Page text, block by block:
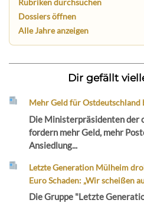
Dossiers öffnen
Alle Jahre anzeigen
Dir gefällt
Mehr Geld für
Die Ministerpräsidenten der
fordern mehr Geld, mehr
Ansiedlung...
Letzte Generation Mülheim
Euro Schaden: „Wir scheißen
Die Gruppe "Letzte